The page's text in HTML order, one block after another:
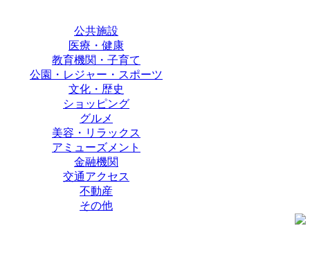
公共施設
医療・健康
教育機関・子育て
公園・レジャー・スポーツ
文化・歴史
ショッピング
グルメ
美容・リラックス
アミューズメント
金融機関
交通アクセス
不動産
その他